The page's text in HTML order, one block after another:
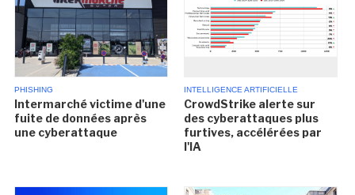
PHISHING
Intermarché victime d'une
fuite de données après
une cyberattaque
INTELLIGENCE ARTIFICIELLE
CrowdStrike alerte sur
des cyberattaques plus
furtives, accélérées par
l'IA